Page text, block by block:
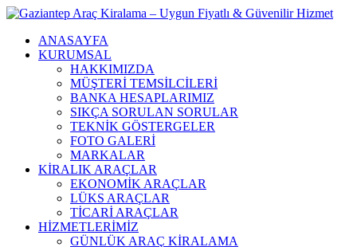
ANASAYFA
KURUMSAL
HAKKIMIZDA
MÜŞTERİ TEMSİLCİLERİ
BANKA HESAPLARIMIZ
SIKÇA SORULAN SORULAR
TEKNİK GÖSTERGELER
FOTO GALERİ
MARKALAR
KİRALIK ARAÇLAR
EKONOMİK ARAÇLAR
LÜKS ARAÇLAR
TİCARİ ARAÇLAR
HİZMETLERİMİZ
GÜNLÜK ARAÇ KİRALAMA